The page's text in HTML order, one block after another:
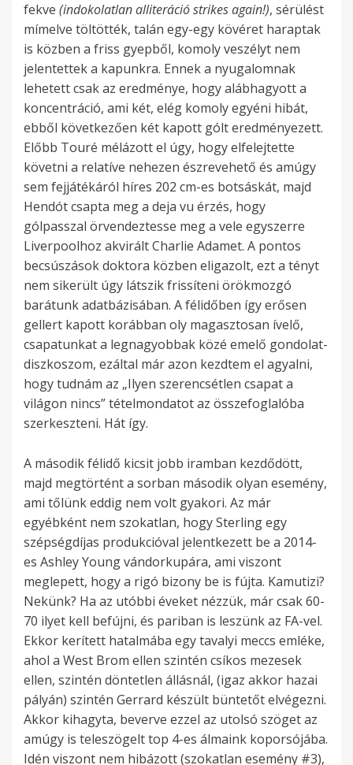
fekve (indokolatlan alliteráció strikes again!), sérülést
mímelve töltötték, talán egy-egy kövéret haraptak
is közben a friss gyepből, komoly veszélyt nem
jelentettek a kapunkra. Ennek a nyugalomnak
lehetett csak az eredménye, hogy alábhagyott a
koncentráció, ami két, elég komoly egyéni hibát,
ebből következően két kapott gólt eredményezett.
Előbb Touré mélázott el úgy, hogy elfelejtette
követni a relatíve nehezen észrevehető és amúgy
sem fejjátékáról híres 202 cm-es botsáskát, majd
Hendót csapta meg a deja vu érzés, hogy
gólpasszal örvendeztesse meg a vele egyszerre
Liverpoolhoz akvirált Charlie Adamet. A pontos
becsúszások doktora közben eligazolt, ezt a tényt
nem sikerült úgy látszik frissíteni örökmozgó
barátunk adatbázisában. A félidőben így erősen
gellert kapott korábban oly magasztosan ívelő,
csapatunkat a legnagyobbak közé emelő gondolat-
diszkoszom, ezáltal már azon kezdtem el agyalni,
hogy tudnám az „Ilyen szerencsétlen csapat a
világon nincs” tételmondatot az összefoglalóba
szerkeszteni. Hát így.
A második félidő kicsit jobb iramban kezdődött,
majd megtörtént a sorban második olyan esemény,
ami tőlünk eddig nem volt gyakori. Az már
egyébként nem szokatlan, hogy Sterling egy
szépségdíjas produkcióval jelentkezett be a 2014-
es Ashley Young vándorkupára, ami viszont
meglepett, hogy a rigó bizony be is fújta. Kamutizi?
Nekünk? Ha az utóbbi éveket nézzük, már csak 60-
70 ilyet kell befújni, és pariban is leszünk az FA-vel.
Ekkor kerített hatalmába egy tavalyi meccs emléke,
ahol a West Brom ellen szintén csíkos mezesek
ellen, szintén döntetlen állásnál, (igaz akkor hazai
pályán) szintén Gerrard készült büntetőt elvégezni.
Akkor kihagyta, beverve ezzel az utolsó szöget az
amúgy is teleszögelt top 4-es álmaink koporsójába.
Idén viszont nem hibázott (szokatlan esemény #3),